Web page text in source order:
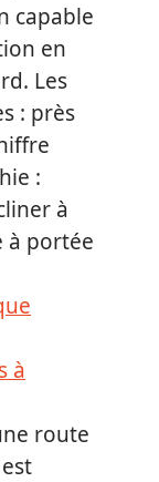
capable
en
Les
: près
:
à
à portée
à
route